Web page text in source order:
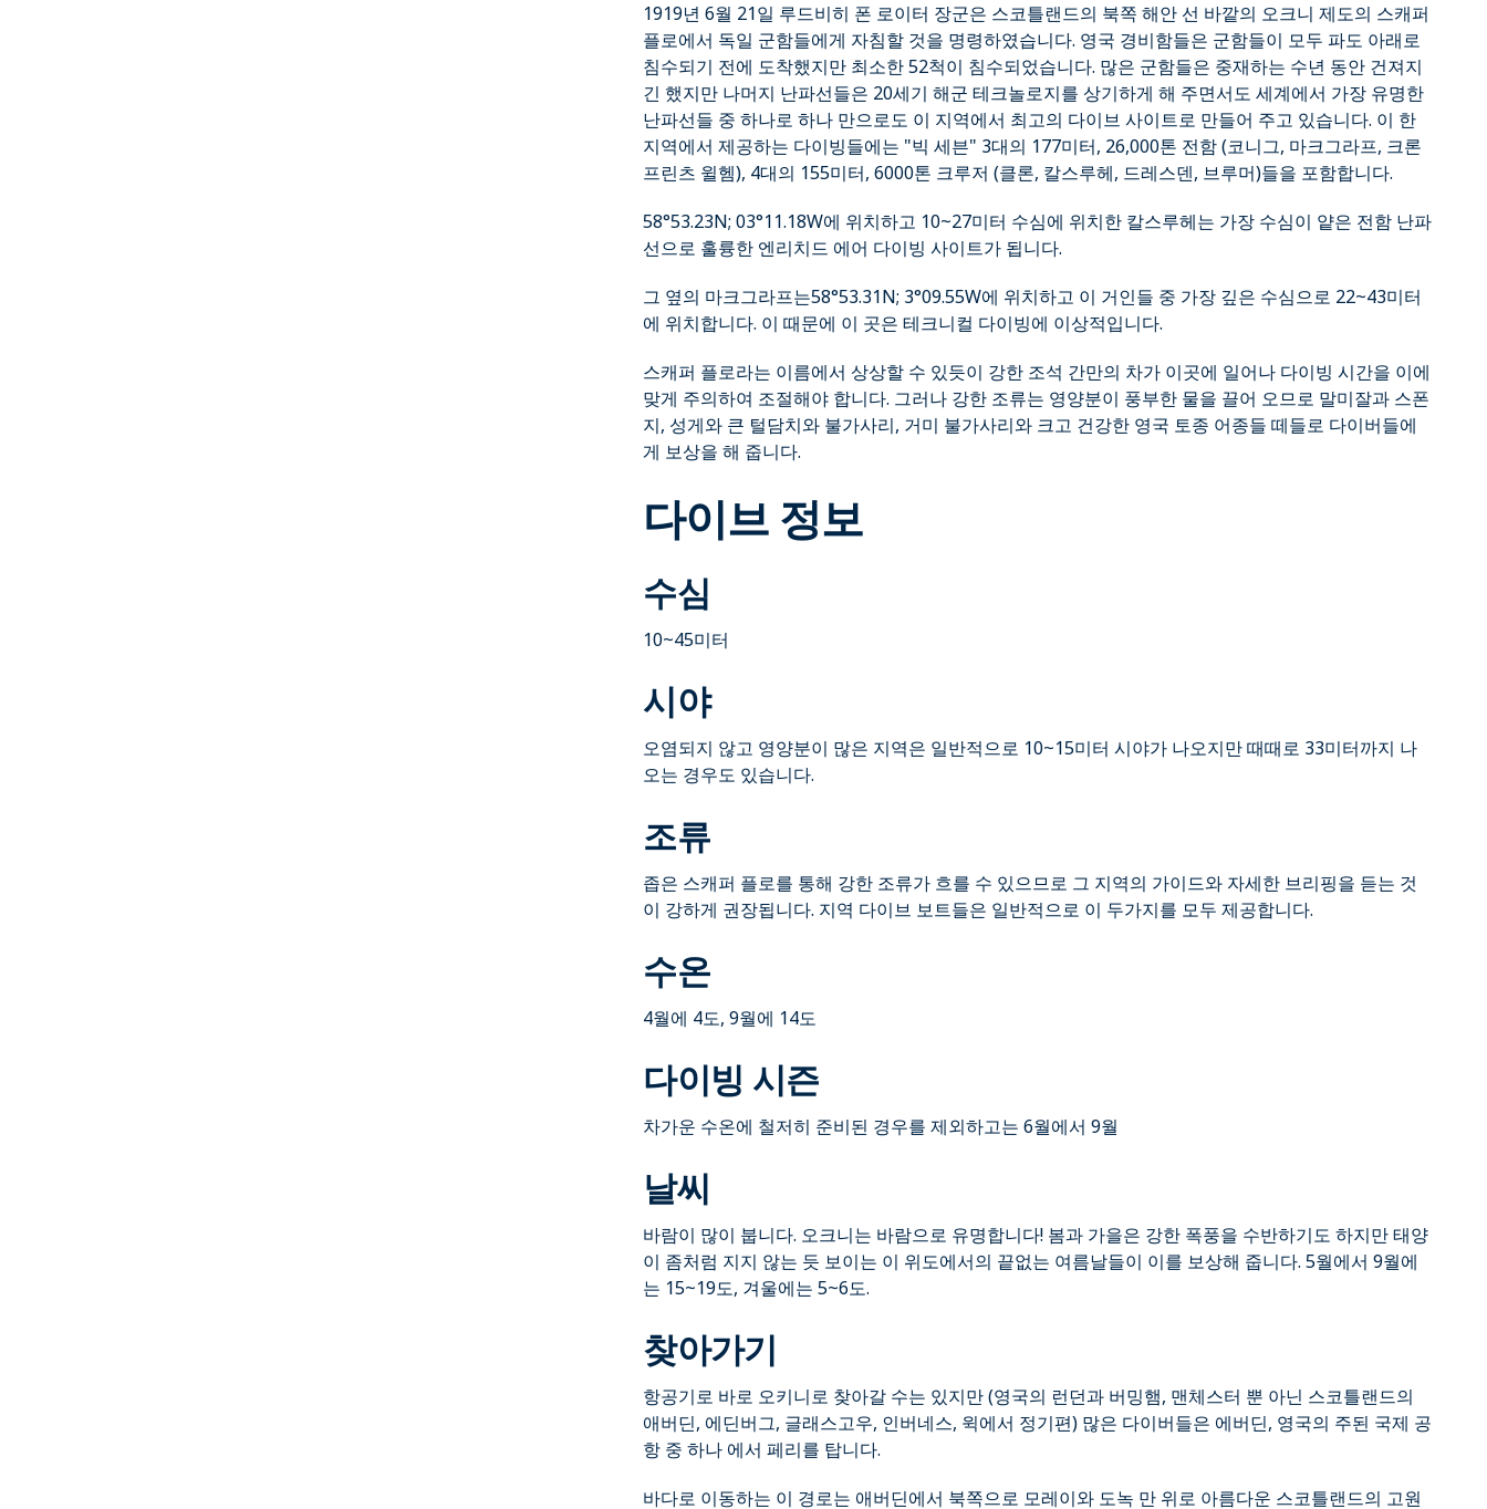
1919년 6월 21일 루드비히 폰 로이터 장군은 스코틀랜드의 북쪽 해안 선 바깥의 오크니 제도의 스캐퍼
플로에서 독일 군함들에게 자침할 것을 명령하였습니다. 영국 경비함들은 군함들이 모두 파도 아래로
침수되기 전에 도착했지만 최소한 52척이 침수되었습니다. 많은 군함들은 중재하는 수년 동안 건져지
긴 했지만 나머지 난파선들은 20세기 해군 테크놀로지를 상기하게 해 주면서도 세계에서 가장 유명한
난파선들 중 하나로 하나 만으로도 이 지역에서 최고의 다이브 사이트로 만들어 주고 있습니다. 이 한
지역에서 제공하는 다이빙들에는 "빅 세븐" 3대의 177미터, 26,000톤 전함 (코니그, 마크그라프, 크론
프린츠 윌헴), 4대의 155미터, 6000톤 크루저 (클론, 칼스루헤, 드레스덴, 브루머)들을 포함합니다.
58°53.23N; 03°11.18W에 위치하고 10~27미터 수심에 위치한 칼스루헤는 가장 수심이 얕은 전함 난파
선으로 훌륭한 엔리치드 에어 다이빙 사이트가 됩니다.
그 옆의 마크그라프는58°53.31N; 3°09.55W에 위치하고 이 거인들 중 가장 깊은 수심으로 22~43미터
에 위치합니다. 이 때문에 이 곳은 테크니컬 다이빙에 이상적입니다.
스캐퍼 플로라는 이름에서 상상할 수 있듯이 강한 조석 간만의 차가 이곳에 일어나 다이빙 시간을 이에
맞게 주의하여 조절해야 합니다. 그러나 강한 조류는 영양분이 풍부한 물을 끌어 오므로 말미잘과 스폰
지, 성게와 큰 털담치와 불가사리, 거미 불가사리와 크고 건강한 영국 토종 어종들 떼들로 다이버들에
게 보상을 해 줍니다.
다이브 정보
수심
10~45미터
시야
오염되지 않고 영양분이 많은 지역은 일반적으로 10~15미터 시야가 나오지만 때때로 33미터까지 나
오는 경우도 있습니다.
조류
좁은 스캐퍼 플로를 통해 강한 조류가 흐를 수 있으므로 그 지역의 가이드와 자세한 브리핑을 듣는 것
이 강하게 권장됩니다. 지역 다이브 보트들은 일반적으로 이 두가지를 모두 제공합니다.
수온
4월에 4도, 9월에 14도
다이빙 시즌
차가운 수온에 철저히 준비된 경우를 제외하고는 6월에서 9월
날씨
바람이 많이 붑니다. 오크니는 바람으로 유명합니다! 봄과 가을은 강한 폭풍을 수반하기도 하지만 태양
이 좀처럼 지지 않는 듯 보이는 이 위도에서의 끝없는 여름날들이 이를 보상해 줍니다. 5월에서 9월에
는 15~19도, 겨울에는 5~6도.
찾아가기
항공기로 바로 오키니로 찾아갈 수는 있지만 (영국의 런던과 버밍햄, 맨체스터 뿐 아닌 스코틀랜드의
애버딘, 에딘버그, 글래스고우, 인버네스, 윅에서 정기편) 많은 다이버들은 에버딘, 영국의 주된 국제 공
항 중 하나 에서 페리를 탑니다.
바다로 이동하는 이 경로는 애버딘에서 북쪽으로 모레이와 도녹 만 위로 아름다운 스코틀랜드의 고원